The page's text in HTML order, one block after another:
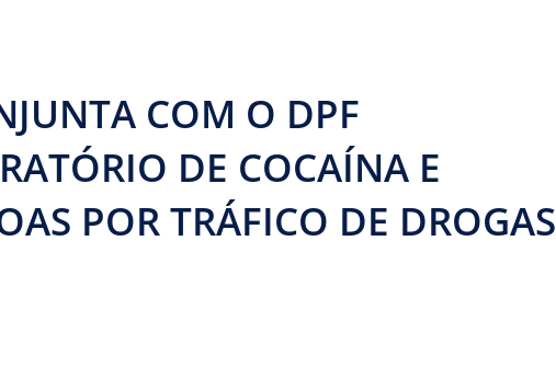
COM O DPF
DE COCAÍNA E
POR TRÁFICO DE DROGAS